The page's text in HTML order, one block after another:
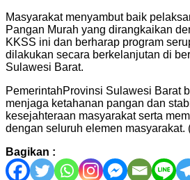
Masyarakat menyambut baik
Pangan Murah yang dirangkaikan
KKSS ini dan berharap program
dilakukan secara berkelanjutan di
Sulawesi Barat.
PemerintahProvinsi Sulawesi Barat
menjaga ketahanan pangan dan
kesejahteraan masyarakat serta
dengan seluruh elemen masyarakat.
Bagikan :